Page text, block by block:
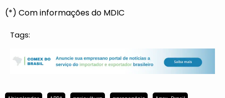
(*) Com informações do MDIC
Tags: